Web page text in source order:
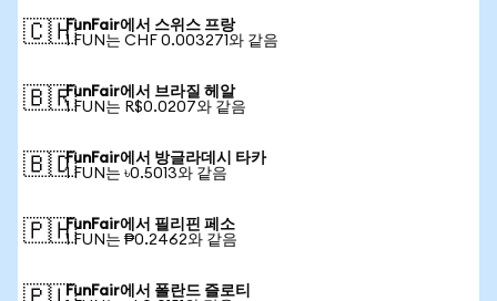
🇨🇭FunFair에서 스위스 프랑
1 FUN는 CHF 0.003271와 같음
🇧🇷FunFair에서 브라질 헤알
1 FUN는 R$0.0207와 같음
🇧🇩FunFair에서 방글라데시 타카
1 FUN는 ৳0.5013와 같음
🇵🇭FunFair에서 필리핀 페소
1 FUN는 ₱0.2462와 같음
FunFair에서 폴란드 즐로티